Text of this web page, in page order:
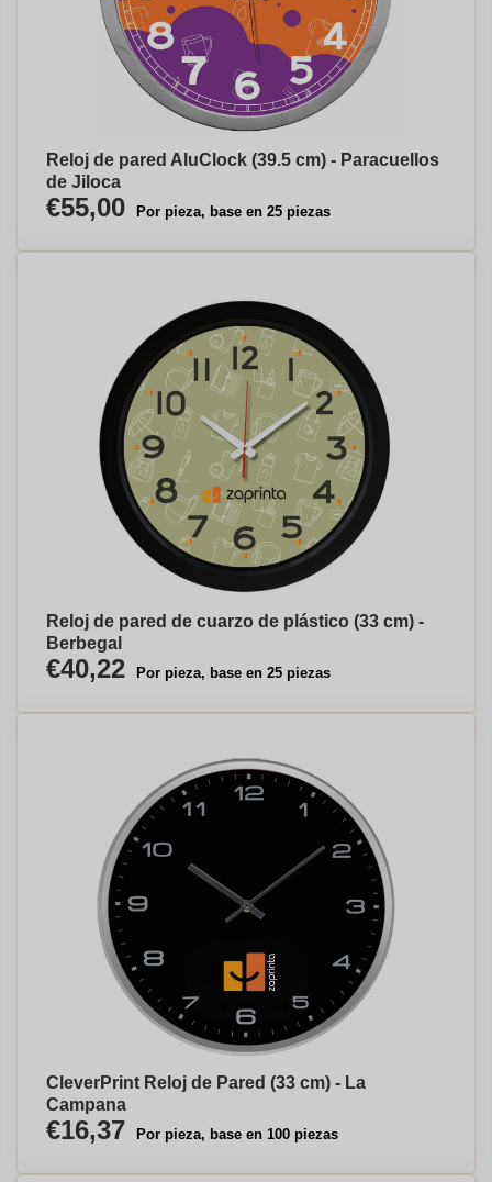
Reloj de pared AluClock (39.5 cm) - Paracuellos
de Jiloca
€55,00 Por pieza, base en 25 piezas
Reloj de pared de cuarzo de plástico (33 cm) -
Berbegal
€40,22 Por pieza, base en 25 piezas
CleverPrint Reloj de Pared (33 cm) - La
Campana
€16,37 Por pieza, base en 100 piezas